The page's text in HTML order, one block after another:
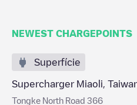
NEWEST CHARGEPOINTS
Superfície
Supercharger Miaoli,
Tongke North Road 366